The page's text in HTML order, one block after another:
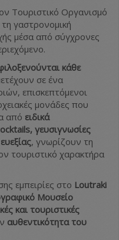
Τουριστικό Οργανισμό
γαστρονομική
μέσα από σύγχρονες
κάθε
σε ένα
επισκεπτόμενοι
μονάδες που
από ειδικά
γευσιγνωσίες
, γνωρίζουν τη
τουριστικό χαρακτήρα
εμπειρίες στο Loutraki
Μουσείο
και τουριστικές
αυθεντικότητα του